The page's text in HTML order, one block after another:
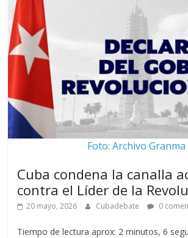
Foto: Archivo Granma
Cuba condena la canalla
contra el Líder de la
20 mayo, 2026 Cubadebate 0
Tiempo de lectura aprox: 2 minutos, 6